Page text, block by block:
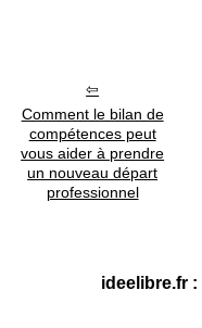
Comment le bilan de
compétences peut
vous aider à prendre
un nouveau départ
professionnel
ideelibre.fr